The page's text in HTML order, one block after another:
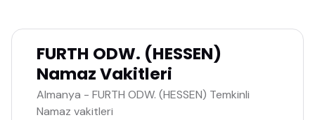
FURTH ODW. (HESSEN)
Namaz Vakitleri
Almanya - FURTH ODW. (HESSEN) Temkinli
Namaz vakitleri